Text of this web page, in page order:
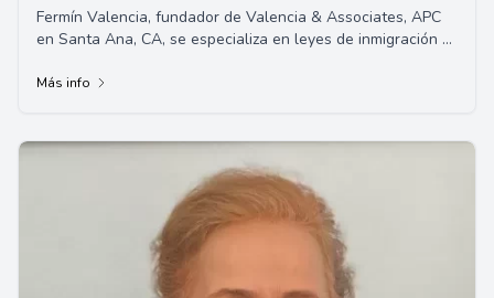
Fermín Valencia, fundador de Valencia & Associates, APC
en Santa Ana, CA, se especializa en leyes de inmigración y
Más info